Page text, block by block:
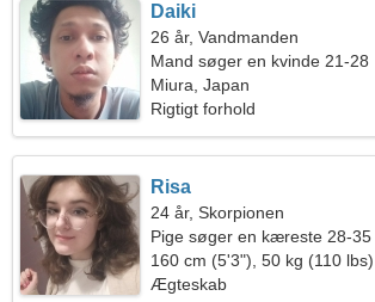
Daiki
26 år, Vandmanden
Mand søger en kvinde 21-28
Miura, Japan
Rigtigt forhold
Risa
24 år, Skorpionen
Pige søger en kæreste 28-35
160 cm (5'3"), 50 kg (110 lbs)
Ægteskab